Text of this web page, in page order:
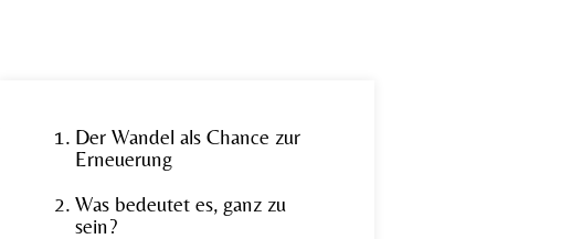
Der Wandel als Chance zur
Erneuerung
Was bedeutet es, ganz zu
sein?